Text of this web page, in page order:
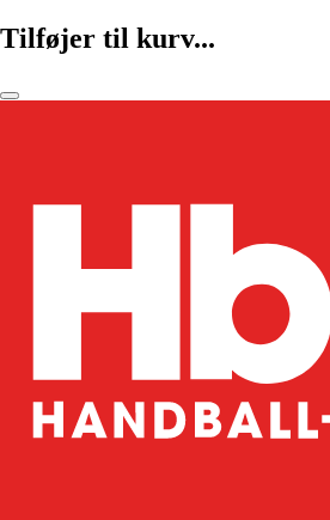
Tilføjer til kurv...